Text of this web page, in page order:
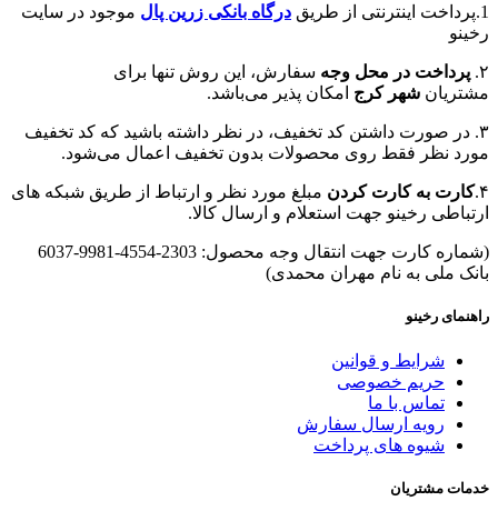
1.پرداخت اینترنتی از طریق درگاه‌ بانکی زرین پال موجود در سایت
رخینو
۲. پرداخت در محل وجه سفارش، این روش تنها برای
مشتریان شهر کرج امکان پذیر می‌باشد.
۳. در صورت داشتن کد تخفیف، در نظر داشته باشید که کد تخفیف
مورد نظر فقط روی محصولات بدون تخفیف اعمال می‌شود.
۴. کارت به کارت کردن مبلغ مورد نظر و ارتباط از طریق شبکه های
ارتباطی رخینو جهت استعلام و ارسال کالا.
(شماره کارت جهت انتقال وجه محصول: 2303-4554-9981-6037
بانک ملی به نام مهران محمدی)
راهنمای رخینو
شرایط و قوانین
حریم خصوصی
تماس با ما
رویه ارسال سفارش
شیوه های پرداخت
خدمات مشتریان